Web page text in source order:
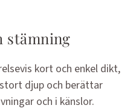
stämning
kort och enkel dikt,
djup och berättar
och i känslor.